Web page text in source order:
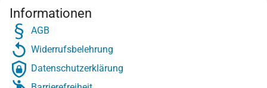
Informationen
AGB
Widerrufsbelehrung
Datenschutzerklärung